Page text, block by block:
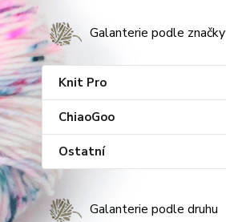
Galanterie podle značky
Knit Pro
ChiaoGoo
Ostatní
Galanterie podle druhu